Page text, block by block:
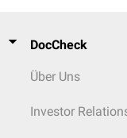
DocCheck
Über Uns
Investor